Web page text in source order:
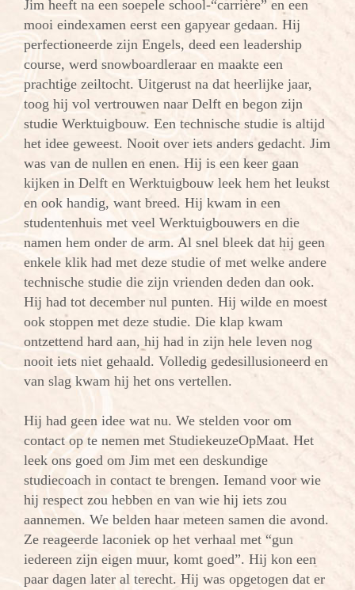
Jim heeft na een soepele school-“carrière” en een
mooi eindexamen eerst een gapyear gedaan. Hij
perfectioneerde zijn Engels, deed een leadership
course, werd snowboardleraar en maakte een
prachtige zeiltocht. Uitgerust na dat heerlijke jaar,
toog hij vol vertrouwen naar Delft en begon zijn
studie Werktuigbouw. Een technische studie is altijd
het idee geweest. Nooit over iets anders gedacht. Jim
was van de nullen en enen. Hij is een keer gaan
kijken in Delft en Werktuigbouw leek hem het leukst
en ook handig, want breed. Hij kwam in een
studentenhuis met veel Werktuigbouwers en die
namen hem onder de arm. Al snel bleek dat hij geen
enkele klik had met deze studie of met welke andere
technische studie die zijn vrienden deden dan ook.
Hij had tot december nul punten. Hij wilde en moest
ook stoppen met deze studie. Die klap kwam
ontzettend hard aan, hij had in zijn hele leven nog
nooit iets niet gehaald. Volledig gedesillusioneerd en
van slag kwam hij het ons vertellen.
Hij had geen idee wat nu. We stelden voor om
contact op te nemen met StudiekeuzeOpMaat. Het
leek ons goed om Jim met een deskundige
studiecoach in contact te brengen. Iemand voor wie
hij respect zou hebben en van wie hij iets zou
aannemen. We belden haar meteen samen die avond.
Ze reageerde laconiek op het verhaal met “gun
iedereen zijn eigen muur, komt goed”. Hij kon een
paar dagen later al terecht. Hij was opgetogen dat er